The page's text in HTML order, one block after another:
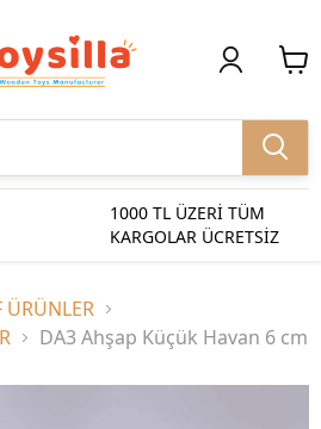
1000 TL ÜZERİ TÜM
KARGOLAR ÜCRETSİZ
ÜRÜNLER
DA3 Ahşap Küçük Havan 6 cm